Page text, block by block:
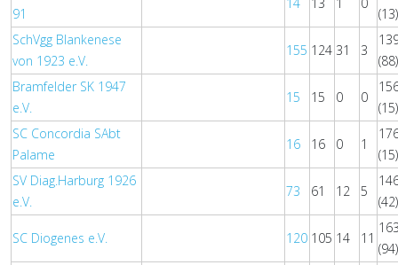
91
(13)
SchVgg Blankenese
von 1923 e.V.
155 124 31 3
(88)
Bramfelder SK 1947
e.V.
15 15 0 0
(15)
SC Concordia SAbt
Palame
16 16 0 1
(15)
SV Diag.Harburg 1926
e.V.
73 61 12 5
(42)
SC Diogenes e.V. 120 105 14 11
(94)